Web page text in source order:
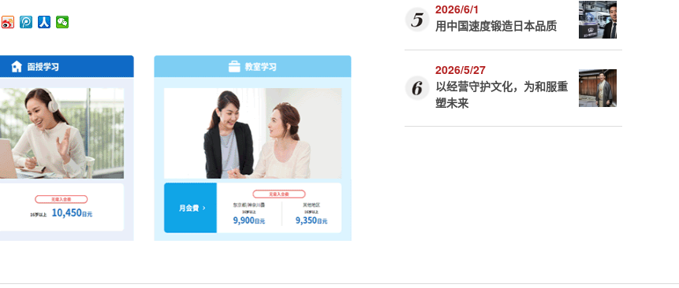
2026/6/1
用中国速度锻造日本品质
2026/5/27
以经营守护文化，为和服重
塑未来